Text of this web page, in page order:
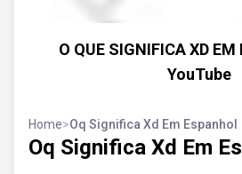
O QUE SIGNIFICA XD
YouTube
Home>Oq Significa Xd Em Espanhol
Oq Significa Xd Em